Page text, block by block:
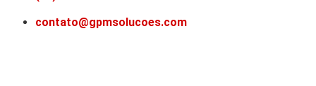
contato@gpmsolucoes.com